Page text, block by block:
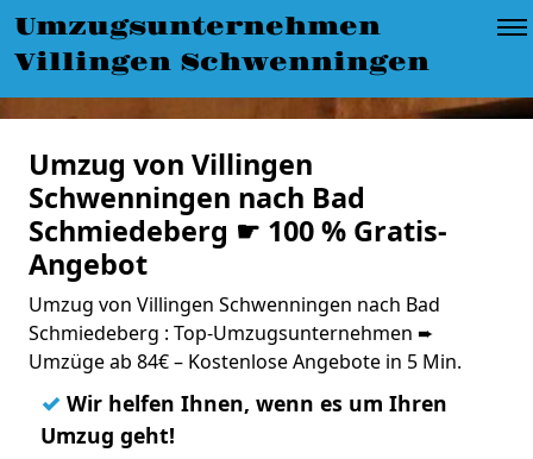
Umzugsunternehmen
Villingen Schwenningen
Umzug von Villingen
Schwenningen nach Bad
Schmiedeberg ☛ 100 % Gratis-
Angebot
Umzug von Villingen Schwenningen nach Bad
Schmiedeberg : Top-Umzugsunternehmen ➨
Umzüge ab 84€ – Kostenlose Angebote in 5 Min.
✓ Wir helfen Ihnen, wenn es um Ihren
Umzug geht!